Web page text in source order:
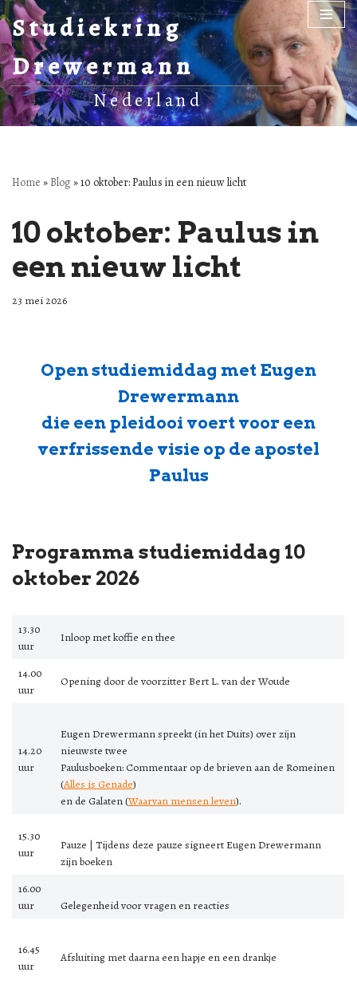
Ga
naar
de
inhoud
Studiekring
Drewermann
Nederland
Home »Blog »10 oktober: Paulus in een nieuw licht
10 oktober: Paulus in
een nieuw licht
23 mei 2026
Open studiemiddag met Eugen
Drewermann
die een pleidooi voert voor een
verfrissende visie op de apostel
Paulus
Programma studiemiddag 10
oktober 2026
13.30
uur
Inloop met koffie en thee
14.00
uur
Opening door de voorzitter Bert L. van der Woude
14.20
uur
Eugen Drewermann spreekt (in het Duits) over zijn
nieuwste twee
Paulusboeken: Commentaar op de brieven aan de Romeinen
(Alles is Genade)
en de Galaten (Waarvan mensen leven).
15.30
uur
Pauze | Tijdens deze pauze signeert Eugen Drewermann
zijn boeken
16.00
uur
Gelegenheid voor vragen en reacties
16.45
uur
Afsluiting met daarna een hapje en een drankje